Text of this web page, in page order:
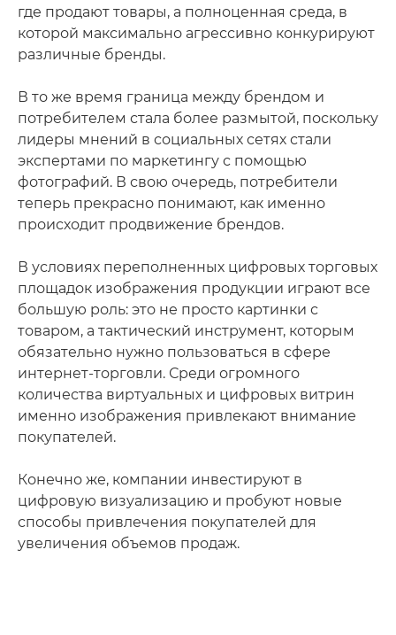
где продают товары, а полноценная среда, в
которой максимально агрессивно конкурируют
различные бренды.
В то же время граница между брендом и
потребителем стала более размытой, поскольку
лидеры мнений в социальных сетях стали
экспертами по маркетингу с помощью
фотографий. В свою очередь, потребители
теперь прекрасно понимают, как именно
происходит продвижение брендов.
В условиях переполненных цифровых торговых
площадок изображения продукции играют все
большую роль: это не просто картинки с
товаром, а тактический инструмент, которым
обязательно нужно пользоваться в сфере
интернет-торговли. Среди огромного
количества виртуальных и цифровых витрин
именно изображения привлекают внимание
покупателей.
Конечно же, компании инвестируют в
цифровую визуализацию и пробуют новые
способы привлечения покупателей для
увеличения объемов продаж.